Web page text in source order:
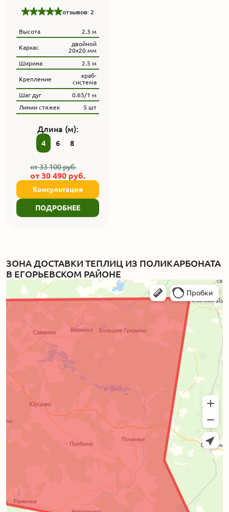
отзывов: 2
Высота 2.3 м
Каркас
двойной
20х20 мм
Ширина
2.5 м
Крепление
краб-
система
Шаг дуг
0.65/1 м
Линии стяжек
5 шт
Длина (м):
4 6 8
от33 100руб.
от30 490руб.
Консультация
ПОДРОБНЕЕ
ЗОНА ДОСТАВКИ ТЕПЛИЦ ИЗ ПОЛИКАРБОНАТА
В ЕГОРЬЕВСКОМ РАЙОНЕ